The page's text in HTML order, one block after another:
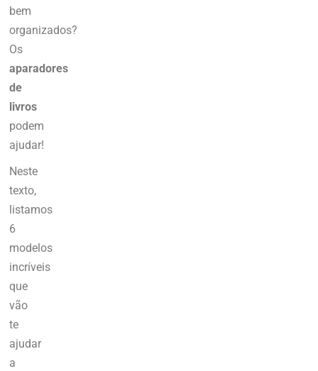
bem
organizados?
Os
aparadores
de
livros
podem
ajudar!
Neste
texto,
listamos
6
modelos
incríveis
que
vão
te
ajudar
a